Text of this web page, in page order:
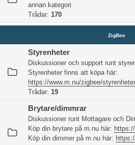
annan kategori
Trådar: 170
ZigBee
Styrenheter
Diskussioner och support runt
Styrenheter finns att köpa här:
https://www.m.nu/zigbee/
Trådar: 19
Brytare/dimmrar
Diskussioner runt Mottagare och
Köp din brytare på m.nu här:
Köp din dimmer på m.nu här: